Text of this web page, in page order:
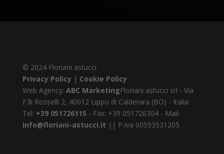
© 2024 Floriani astucci
Privacy Policy | Cookie Policy
Web Agency: ABC MarketingFloriani astucci srl - Via
F.lli Rosselli 2, 40012 Lippo di Calderara (BO) - Italia
Tel: +39 051726115 - Fax: +39 051726304 - Mail:
info@floriani-astucci.it || P.Iva 00593531205